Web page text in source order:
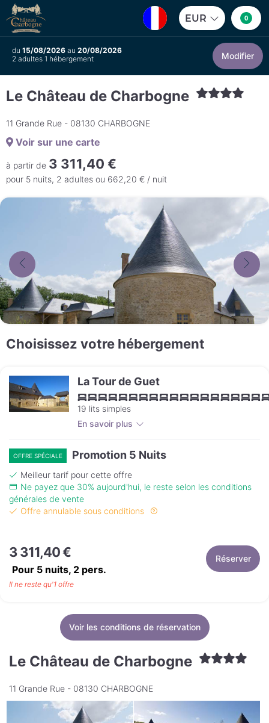
EUR 0
du 15/08/2026 au 20/08/2026
2 adultes 1 hébergement
Modifier
Le Château de Charbogne
11 Grande Rue - 08130 CHARBOGNE
Voir sur une carte
à partir de 3 311,40 €
pour 5 nuits, 2 adultes ou 662,20 € / nuit
Choisissez votre hébergement
La Tour de Guet
19 lits simples
En savoir plus
OFFRE SPÉCIALE Promotion 5 Nuits
Meilleur tarif pour cette offre
Ne payez que 30% aujourd'hui, le reste selon les conditions
générales de vente
Offre annulable sous conditions
3 311,40 €
Pour 5 nuits, 2 pers.
Réserver
Il ne reste qu'1 offre
Voir les conditions de réservation
Le Château de Charbogne
11 Grande Rue - 08130 CHARBOGNE